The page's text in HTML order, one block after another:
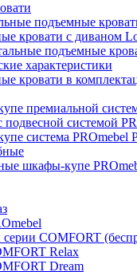
подъемные
кровати с диваном
подъемные
характеристики
кровати в
премиальной
системой
система PROmebel
шкафы-купе
COMFORT
Relax
Dream